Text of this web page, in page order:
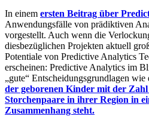
In einem ersten Beitrag über
Anwendungsfälle von prädiktiven
vorgestellt. Auch wenn die
diesbezüglichen Projekten aktuell
Potentiale von Predictive Analytics
erscheinen: Predictive Analytics im
„gute“ Entscheidungsgrundlagen
der geborenen Kinder mit der
Storchenpaare in ihrer Region in
Zusammenhang steht.